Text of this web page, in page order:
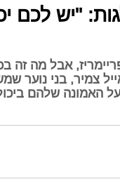
"יש לכם
אבל מה זה
צמיר, בני נוער
על האמונה שלהם